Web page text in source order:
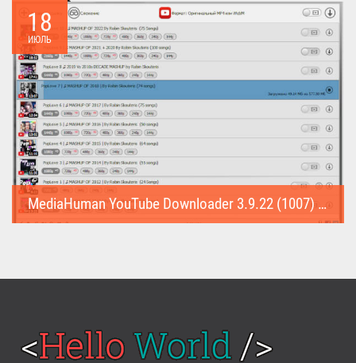
18
ИЮЛЬ
MediaHuman YouTube Downloader 3.9.22 (1007) (Repack & Portable)